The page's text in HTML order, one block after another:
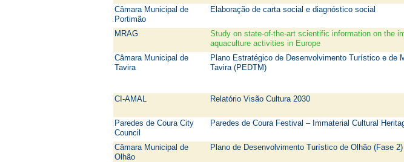
Câmara Municipal de
Portimão
Elaboração de carta social e diagnóstico social
MRAG
Study on state-of-the-art scientific information on the
aquaculture activities in Europe
Câmara Municipal de
Tavira
Plano Estratégico de Desenvolvimento Turístico e de
Tavira (PEDTM)
CI-AMAL Relatório Visão Cultura 2030
Paredes de Coura City
Council
Paredes de Coura Festival – Immaterial Cultural
Câmara Municipal de
Olhão
Plano de Desenvolvimento Turístico de Olhão (Fase 2)